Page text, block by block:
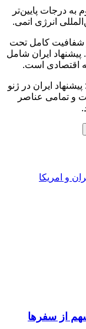
به درجات پایین‌تر
انرژی اتمی.
شفافیت کامل تحت
پیشنهاد ایران شامل
اقتصادی است.
ایران در ژنو
و تمامی عناصر
و امریکا
از سفرها